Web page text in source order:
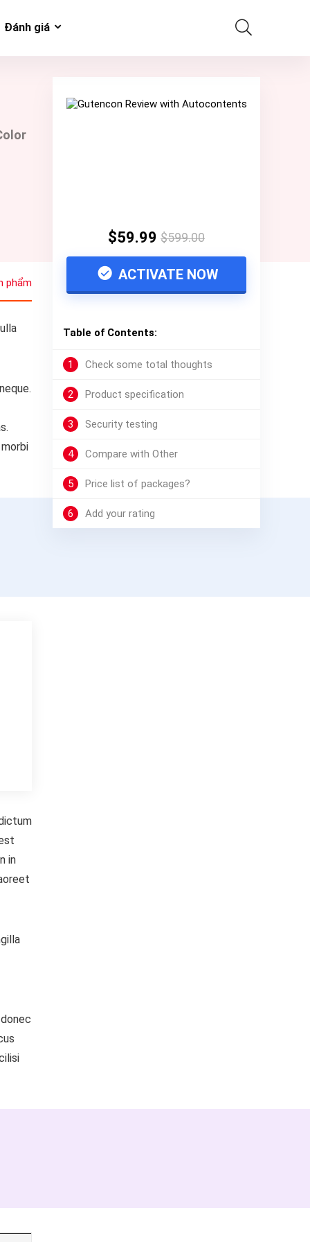
Đánh giá
$59.99 $599.00
ACTIVATE NOW
Table of Contents:
1 Check some total thoughts
2 Product specification
3 Security testing
4 Compare with Other
5 Price list of packages?
6 Add your rating
phẩm
in